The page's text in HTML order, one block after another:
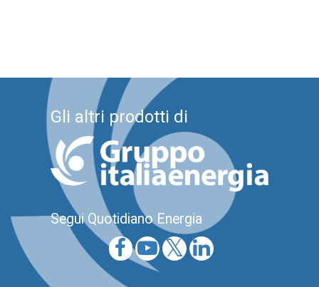
Gli altri prodotti di
Segui Quotidiano Energia